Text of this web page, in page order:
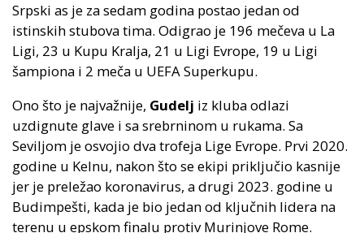
Srpski as je za sedam godina postao jedan od
istinskih stubova tima. Odigrao je 196 mečeva u La
Ligi, 23 u Kupu Kralja, 21 u Ligi Evrope, 19 u Ligi
šampiona i 2 meča u UEFA Superkupu.
Ono što je najvažnije, Gudelj iz kluba odlazi
uzdignute glave i sa srebrninom u rukama. Sa
Seviljom je osvojio dva trofeja Lige Evrope. Prvi 2020.
godine u Kelnu, nakon što se ekipi priključio kasnije
jer je preležao koronavirus, a drugi 2023. godine u
Budimpešti, kada je bio jedan od ključnih lidera na
terenu u epskom finalu protiv Murinjove Rome.